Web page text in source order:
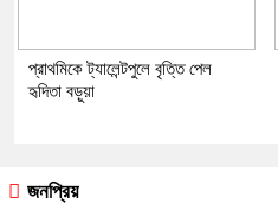
প্রাথমিকে ট্যালেন্টপুলে বৃত্তি পেল
হৃদিতা বড়ুয়া
জনপ্রিয়